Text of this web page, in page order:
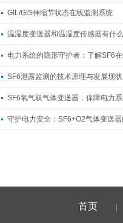
GIL/GIS伸缩节状态在线监测系统
SF6泄露监测的技术原理与发展现状
首页